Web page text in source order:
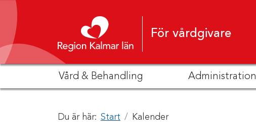
Hoppa till innehåll
För vårdgivare
Vård & Behandling Administration
Du är här: Start Kalender